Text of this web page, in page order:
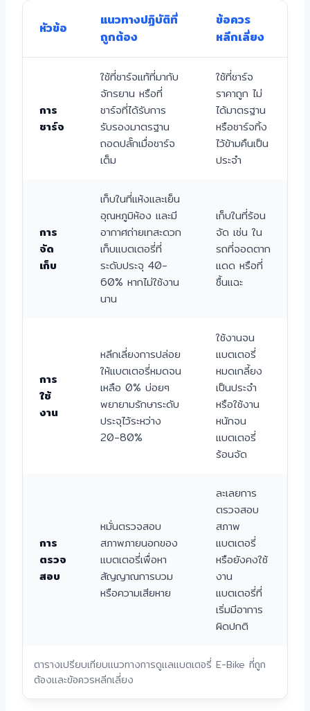
ตารางเปรียบเทียบแนวทางการดูแลแบตเตอรี่ E-Bike ที่ถูก
ต้องและข้อควรหลีกเลี่ยง
หัวข้อ
แนวทางปฏิบัติที่
ถูกต้อง
ข้อควร
หลีกเลี่ยง
การ
ชาร์จ
ใช้ที่ชาร์จแท้ที่มากับ
จักรยาน หรือที่
ชาร์จที่ได้รับการ
รับรองมาตรฐาน
ถอดปลั๊กเมื่อชาร์จ
เต็ม
ใช้ที่ชาร์จ
ราคาถูก ไม่
ได้มาตรฐาน
หรือชาร์จทิ้ง
ไว้ข้ามคืนเป็น
ประจำ
การ
จัด
เก็บ
เก็บในที่แห้งและเย็น
อุณหภูมิห้อง และมี
อากาศถ่ายเทสะดวก
เก็บแบตเตอรี่ที่
ระดับประจุ 40-
60% หากไม่ใช้งาน
นาน
เก็บในที่ร้อน
จัด เช่น ใน
รถที่จอดตาก
แดด หรือที่
ชื้นแฉะ
การ
ใช้
งาน
หลีกเลี่ยงการปล่อย
ให้แบตเตอรี่หมดจน
เหลือ 0% บ่อยๆ
พยายามรักษาระดับ
ประจุไว้ระหว่าง
20-80%
ใช้งานจน
แบตเตอรี่
หมดเกลี้ยง
เป็นประจำ
หรือใช้งาน
หนักจน
แบตเตอรี่
ร้อนจัด
การ
ตรวจ
สอบ
หมั่นตรวจสอบ
สภาพภายนอกของ
แบตเตอรี่เพื่อหา
สัญญาณการบวม
หรือความเสียหาย
ละเลยการ
ตรวจสอบ
สภาพ
แบตเตอรี่
หรือยังคงใช้
งาน
แบตเตอรี่ที่
เริ่มมีอาการ
ผิดปกติ